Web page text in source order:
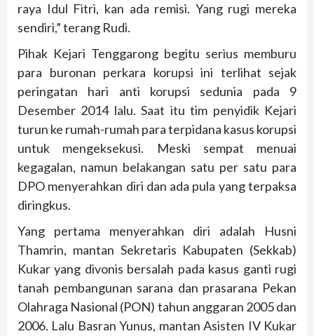
raya Idul Fitri, kan ada remisi. Yang rugi mereka
sendiri,” terang Rudi.
Pihak Kejari Tenggarong begitu serius memburu
para buronan perkara korupsi ini terlihat sejak
peringatan hari anti korupsi sedunia pada 9
Desember 2014 lalu. Saat itu tim penyidik Kejari
turun ke rumah-rumah para terpidana kasus korupsi
untuk mengeksekusi. Meski sempat menuai
kegagalan, namun belakangan satu per satu para
DPO menyerahkan diri dan ada pula yang terpaksa
diringkus.
Yang pertama menyerahkan diri adalah Husni
Thamrin, mantan Sekretaris Kabupaten (Sekkab)
Kukar yang divonis bersalah pada kasus ganti rugi
tanah pembangunan sarana dan prasarana Pekan
Olahraga Nasional (PON) tahun anggaran 2005 dan
2006. Lalu Basran Yunus, mantan Asisten IV Kukar